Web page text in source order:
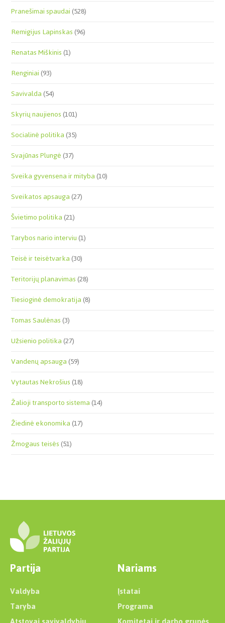
Pranešimai spaudai(528)
Remigijus Lapinskas(96)
Renatas Miškinis(1)
Renginiai(93)
Savivalda(54)
Skyrių naujienos(101)
Socialinė politika(35)
Svajūnas Plungė(37)
Sveika gyvensena ir mityba(10)
Sveikatos apsauga(27)
Švietimo politika(21)
Tarybos nario interviu(1)
Teisė ir teisėtvarka(30)
Teritorijų planavimas(28)
Tiesioginė demokratija(8)
Tomas Saulėnas(3)
Užsienio politika(27)
Vandenų apsauga(59)
Vytautas Nekrošius(18)
Žalioji transporto sistema(14)
Žiedinė ekonomika(17)
Žmogaus teisės(51)
Partija
Valdyba
Taryba
Nariams
Įstatai
Programa